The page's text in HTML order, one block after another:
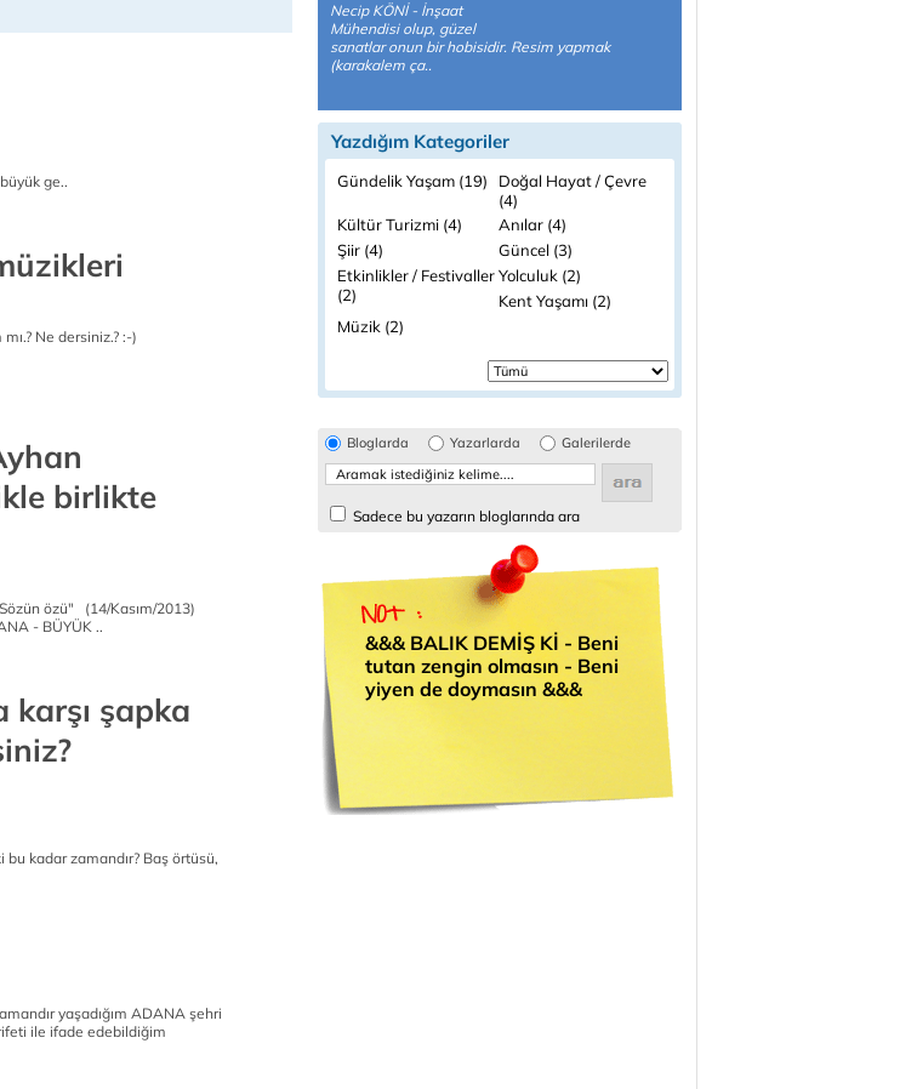
ge..
Ne dersiniz.? :-)
birlikte
özü" (14/Kasım/2013)
- BÜYÜK ..
şapka
bu kadar zamandır? Baş örtüsü,
yaşadığım ADANA şehri
ile ifade edebildiğim
Necip KÖNİ - İnşaat
Mühendisi olup, güzel
sanatlar onun bir hobisidir. Resim yapmak
(karakalem ça..
Yazdığım Kategoriler
Gündelik Yaşam (19) Doğal Hayat / Çevre
(4)
Kültür Turizmi (4)
Anılar (4)
Şiir (4)
Güncel (3)
Etkinlikler / Festivaller
(2)
Yolculuk (2)
Kent Yaşamı (2)
Müzik (2)
Bloglarda Yazarlarda Galerilerde
Sadece bu yazarın bloglarında ara
&&& BALIK DEMİŞ Kİ - Beni
tutan zengin olmasın - Beni
yiyen de doymasın &&&